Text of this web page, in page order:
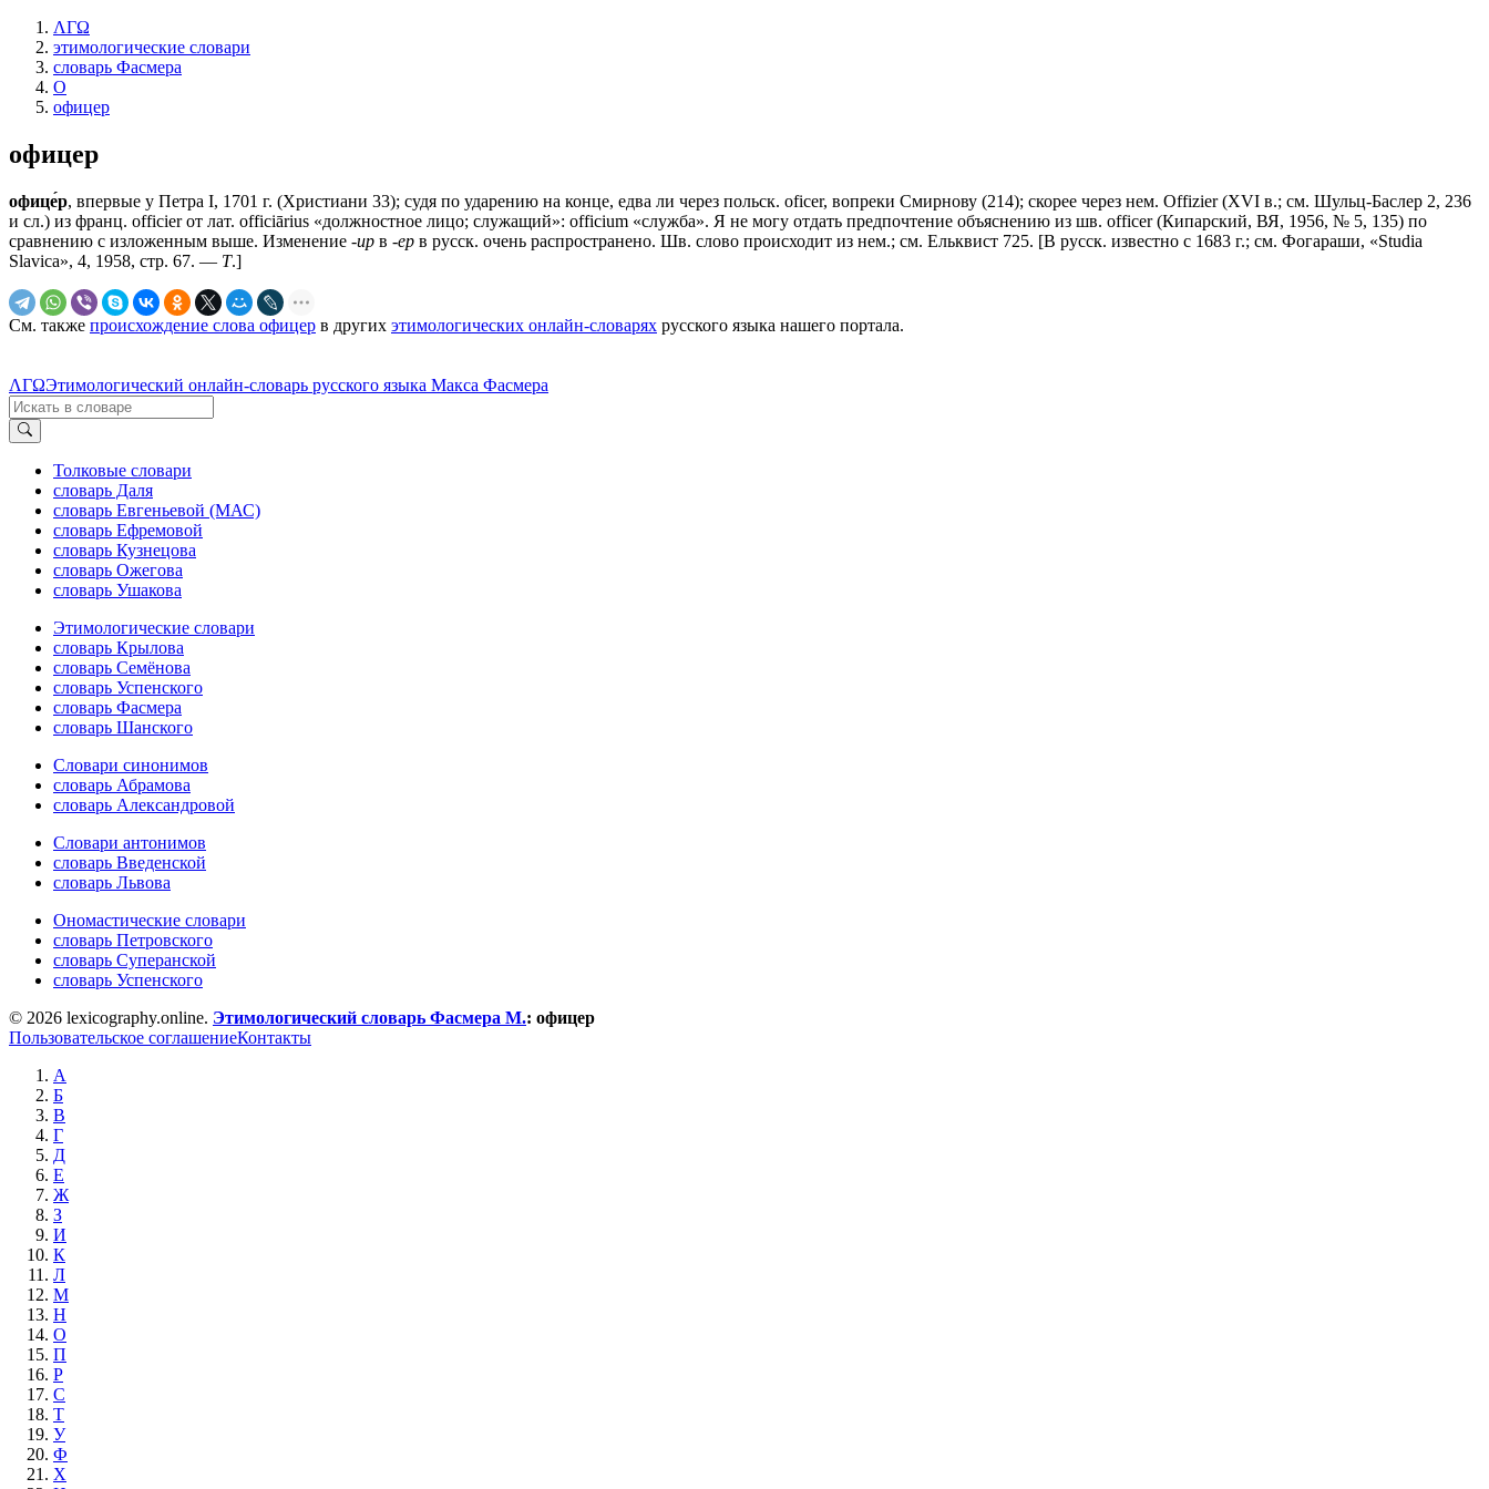
ΛΓΩ
этимологические словари
словарь Фасмера
О
офицер
офицер
офице́р, впервые у Петра I, 1701 г. (Христиани 33); судя по ударению на конце, едва ли через польск. оfiсеr, вопреки Смирнову (214); скорее через нем. Offizier (ХVI в.; см. Шульц-Баслер 2, 236
и сл.) из франц. officier от лат. officiārius «должностное лицо; служащий»: officium «служба». Я не могу отдать предпочтение объяснению из шв. оffiсеr (Кипарский, ВЯ, 1956, № 5, 135) по
сравнению с изложенным выше. Изменение -ир в -ер в русск. очень распространено. Шв. слово происходит из нем.; см. Ельквист 725. [В русск. известно с 1683 г.; см. Фогараши, «Studiа
Slavica», 4, 1958, стр. 67. — Т.]
См. также происхождение слова офицер в других этимологических онлайн-словарях русского языка нашего портала.
ΛΓΩЭтимологический онлайн-словарь русского языка Макса Фасмера
Толковые словари
словарь Даля
словарь Евгеньевой (МАС)
словарь Ефремовой
словарь Кузнецова
словарь Ожегова
словарь Ушакова
Этимологические словари
словарь Крылова
словарь Семёнова
словарь Успенского
словарь Фасмера
словарь Шанского
Словари синонимов
словарь Абрамова
словарь Александровой
Словари антонимов
словарь Введенской
словарь Львова
Ономастические словари
словарь Петровского
словарь Суперанской
словарь Успенского
© 2026 lexicography.online. Этимологический словарь Фасмера М.: офицер
Пользовательское соглашениеКонтакты
А
Б
В
Г
Д
Е
Ж
З
И
К
Л
М
Н
О
П
Р
С
Т
У
Ф
Х